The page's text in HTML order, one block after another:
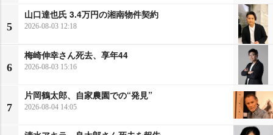
5
山口達也氏 3.4万円の湘南物件契約
2026-08-03 12:18
6
梅崎伸幸さん死去、享年44
2026-08-03 15:16
7
片岡鶴太郎、自家農園での“発見”
2026-08-04 14:05